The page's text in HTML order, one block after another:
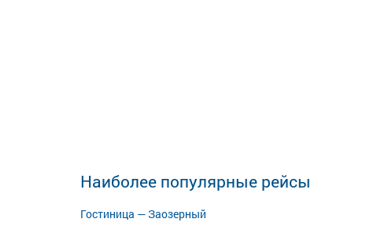
Наиболее популярные рейсы
Гостиница — Заозерный